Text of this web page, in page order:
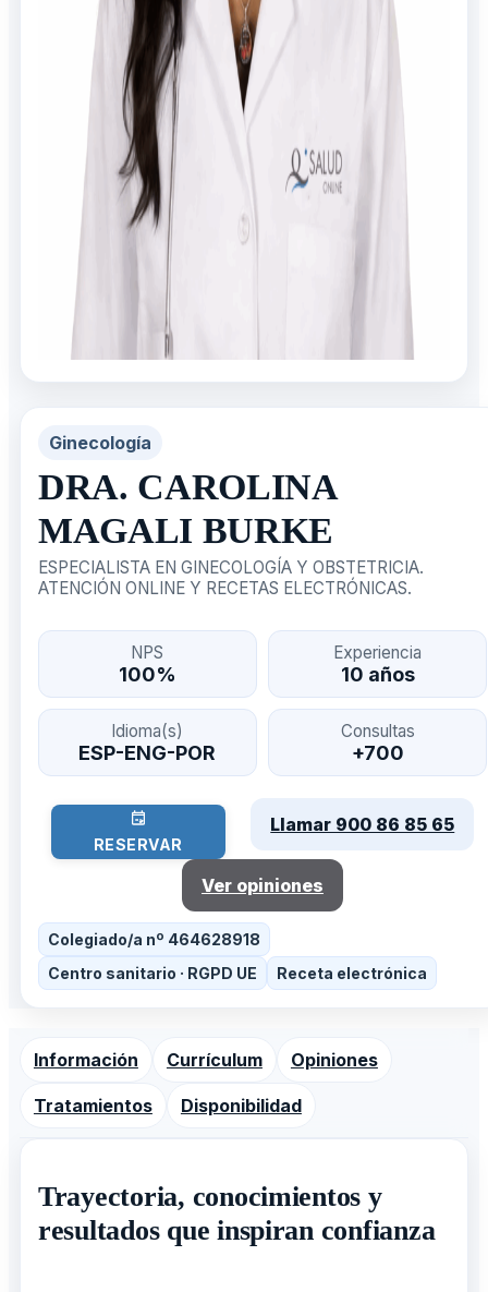
Ginecología
DRA. CAROLINA
MAGALI BURKE
ESPECIALISTA EN GINECOLOGÍA Y OBSTETRICIA.
ATENCIÓN ONLINE Y RECETAS ELECTRÓNICAS.
NPS
100%
Experiencia
10 años
Idioma(s)
ESP-ENG-POR
Consultas
+700
RESERVAR
Llamar 900 86 85 65
Ver opiniones
Colegiado/a nº 464628918
Centro sanitario · RGPD UE
Receta electrónica
Información Currículum Opiniones
Tratamientos Disponibilidad
Trayectoria, conocimientos y
resultados que inspiran confianza